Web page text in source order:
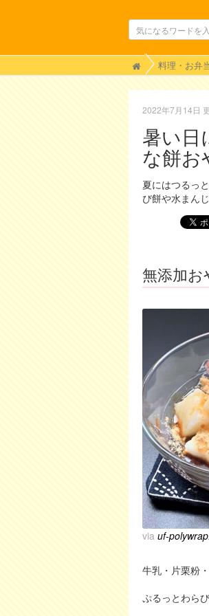
H
o
m
料理・お弁
2022年7月14日
暑い日
な餅お
夏にはつるっ
び餅や水まん
無添加
via uf-
牛乳・片栗粉
ぷるっとわら